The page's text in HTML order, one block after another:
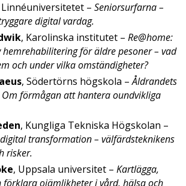
Linnéuniversitetet – Seniorsurfarna –
digital vardag.
, Karolinska institutet – Re@home:
hemrehabilitering för äldre pesoner – vad
och under vilka omständigheter?
, Södertörns högskola –Åldrandets
förmågan att hantera oundvikliga
, Kungliga Tekniska Högskolan –
transformation – välfärdsteknikens
risker.
, Uppsala universitet – Kartlägga,
förklara ojämlikheter i vård, hälsa och